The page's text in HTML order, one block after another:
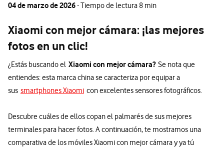
Grandes empresas y AA.PP.
04 de marzo de 2026- Tiempo de lectura 8 min
Xiaomi con mejor cámara: ¡las mejores
fotos en un clic!
¿Estás buscando el Xiaomi con mejor cámara?Se nota que
entiendes: esta marca china se caracteriza por equipar a
sus smartphones Xiaomi con excelentes sensores fotográficos.
Descubre cuáles de ellos copan el palmarés de sus mejores
terminales para hacer fotos. A continuación, te mostramos una
comparativa de los móviles Xiaomi con mejor cámara y ya tú